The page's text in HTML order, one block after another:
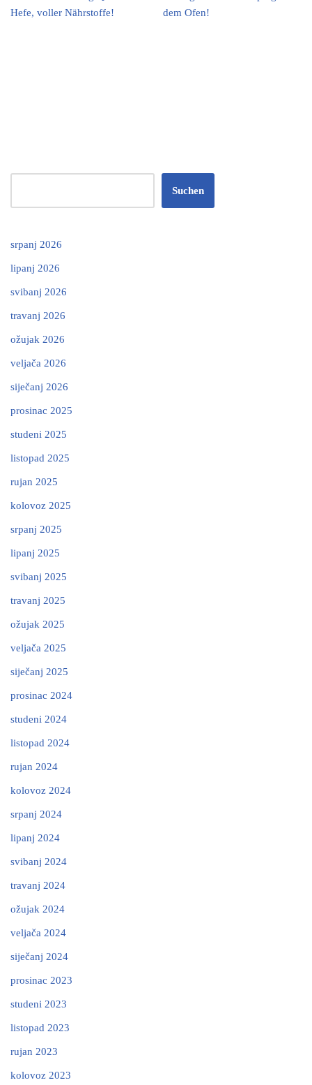
Hefe, voller Nährstoffe!
dem Ofen!
Suchen
srpanj 2026
lipanj 2026
svibanj 2026
travanj 2026
ožujak 2026
veljača 2026
siječanj 2026
prosinac 2025
studeni 2025
listopad 2025
rujan 2025
kolovoz 2025
srpanj 2025
lipanj 2025
svibanj 2025
travanj 2025
ožujak 2025
veljača 2025
siječanj 2025
prosinac 2024
studeni 2024
listopad 2024
rujan 2024
kolovoz 2024
srpanj 2024
lipanj 2024
svibanj 2024
travanj 2024
ožujak 2024
veljača 2024
siječanj 2024
prosinac 2023
studeni 2023
listopad 2023
rujan 2023
kolovoz 2023